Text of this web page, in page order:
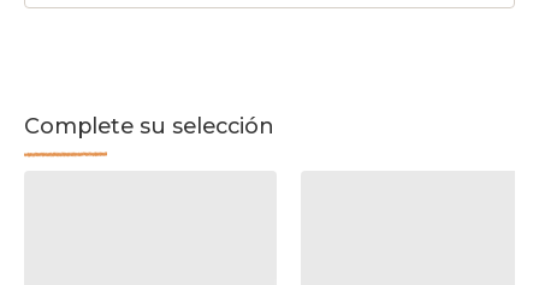
Complete su selección